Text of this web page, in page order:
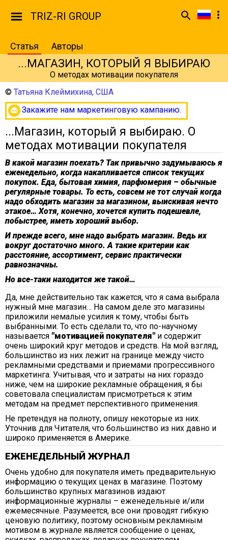
TRIZ-RI GROUP
Статья Авторы
...МАГАЗИН, КОТОРЫЙ Я ВЫБИРАЮ
О методах мотивации покупателя
© Татьяна Клеймихина, США
Закажите нам маркетинговую кампанию.
...Магазин, который я выбираю. О
методах мотивации покупателя
В какой магазин поехать? Так привычно задумываюсь я
еженедельно, когда накапливается список текущих
покупок. Еда, бытовая химия, парфюмерия – обычные
регулярные товары. То есть, совсем не тот случай когда
надо обходить магазин за магазином, выискивая нечто
этакое… Хотя, конечно, хочется купить подешевле,
побыстрее, иметь хороший выбор.
И прежде всего, мне надо выбрать магазин. Ведь их
вокруг достаточно много. А такие критерии как
расстояние, ассортимент, сервис практически
равнозначны.
Но все-таки находится же такой…
Да, мне действительно так кажется, что я сама выбрала
нужный мне магазин… На самом деле это магазины
приложили немалые усилия к тому, чтобы быть
выбранными. То есть сделали то, что по-научному
называется "мотивацией покупателя" и содержит
очень широкий круг методов и средств. На мой взгляд,
большинство из них лежит на границе между чисто
рекламными средствами и приемами прогрессивного
маркетинга. Учитывая, что и затраты на них гораздо
ниже, чем на широкие рекламные обращения, я бы
советовала специалистам присмотреться к этим
методам на предмет перспективного применения.
Не претендуя на полноту, опишу некоторые из них.
Уточнив для Читателя, что большинство из них давно и
широко применяется в Америке.
ЕЖЕНЕДЕЛЬНЫЙ ЖУРНАЛ
Очень удобно для покупателя иметь предварительную
информацию о текущих ценах в магазине. Поэтому
большинство крупных магазинов издают
информационные журналы – еженедельные и/или
ежемесячные. Разумеется, все они проводят гибкую
ценовую политику, поэтому основным рекламным
мотивом в журнале является сообщение о ценах,